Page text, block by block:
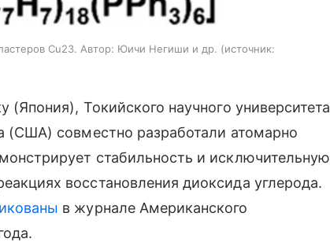
Cu23. Автор: Юичи Негиши и др.
источник:
(Япония), Токийского научного университета
(США) совместно разработали атомарно
стабильность и исключительную
восстановления диоксида углерода.
в журнале Американского